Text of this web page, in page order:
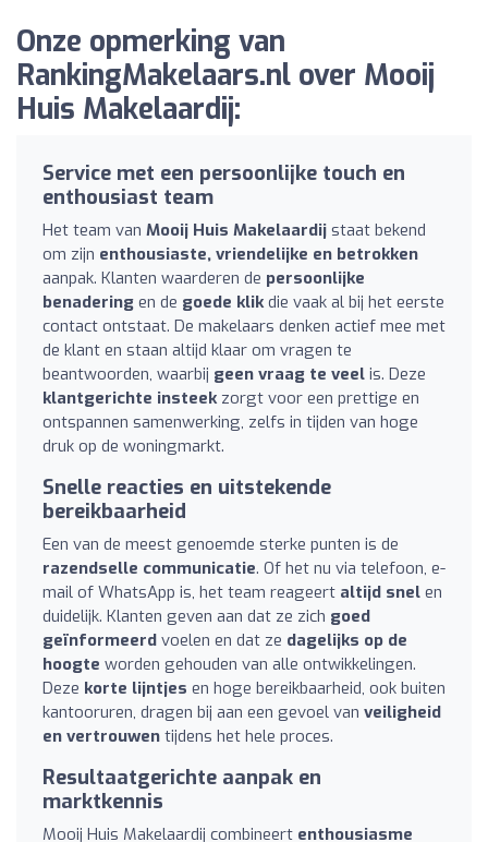
Onze opmerking van
RankingMakelaars.nl over Mooij
Huis Makelaardij:
Service met een persoonlijke touch en
enthousiast team
Het team van Mooij Huis Makelaardij staat bekend
om zijn enthousiaste, vriendelijke en betrokken
aanpak. Klanten waarderen de persoonlijke
benadering en de goede klikdie vaak al bij het eerste
contact ontstaat. De makelaars denken actief mee met
de klant en staan altijd klaar om vragen te
beantwoorden, waarbij geen vraag te veel is. Deze
klantgerichte insteekzorgt voor een prettige en
ontspannen samenwerking, zelfs in tijden van hoge
druk op de woningmarkt.
Snelle reacties en uitstekende
bereikbaarheid
Een van de meest genoemde sterke punten is de
razendselle communicatie. Of het nu via telefoon, e-
mail of WhatsApp is, het team reageert altijd snel en
duidelijk. Klanten geven aan dat ze zich goed
geïnformeerd voelen en dat ze dagelijks op de
hoogte worden gehouden van alle ontwikkelingen.
Deze korte lijntjes en hoge bereikbaarheid, ook buiten
kantooruren, dragen bij aan een gevoel van veiligheid
en vertrouwen tijdens het hele proces.
Resultaatgerichte aanpak en
marktkennis
Mooij Huis Makelaardij combineert enthousiasme